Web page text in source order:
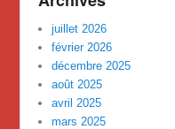
juillet 2026
février 2026
décembre 2025
août 2025
avril 2025
mars 2025